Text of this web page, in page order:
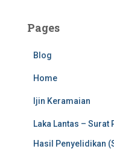
Pages
Blog
Home
Ijin Keramaian
Laka Lantas –
Hasil Penyelidikan